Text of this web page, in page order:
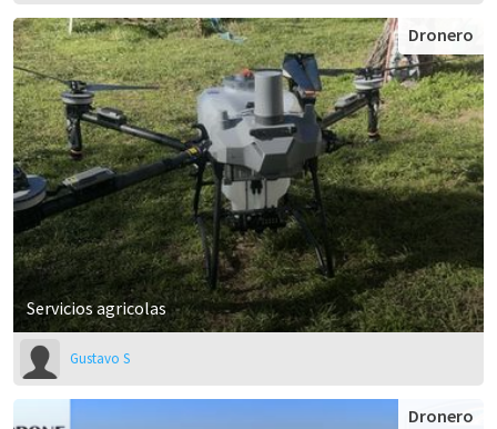
Servicios agricolas
Dronero
Gustavo S
Dronero